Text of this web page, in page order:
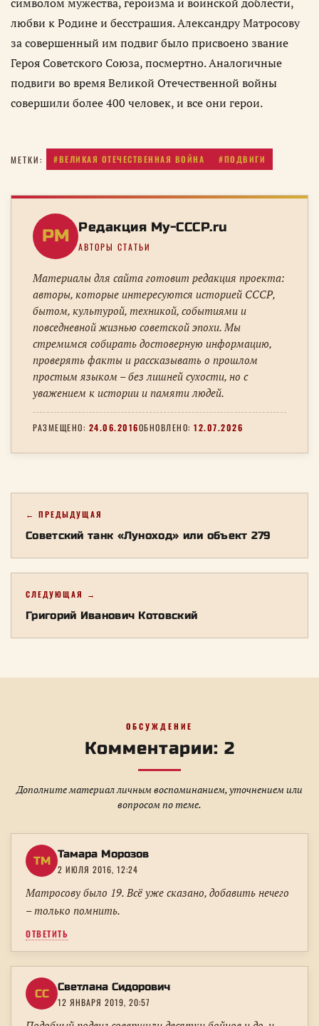
любви к Родине и бесстрашия. Александру Матросову
за совершенный им подвиг было присвоено звание
Героя Советского Союза, посмертно. Аналогичные
подвиги во время Великой Отечественной войны
совершили более 400 человек, и все они герои.
МЕТКИ: #ВЕЛИКАЯ ОТЕЧЕСТВЕННАЯ ВОЙНА #ПОДВИГИ
РM Редакция My-CCCP.ru
АВТОРЫ СТАТЬИ
Материалы для сайта готовит редакция проекта:
авторы, которые интересуются историей СССР,
бытом, культурой, техникой, событиями и
повседневной жизнью советской эпохи. Мы
стремимся собирать достоверную информацию,
проверять факты и рассказывать о прошлом
простым языком – без лишней сухости, но с
уважением к истории и памяти людей.
РАЗМЕЩЕНО: 24.06.2016ОБНОВЛЕНО: 12.07.2026
← ПРЕДЫДУЩАЯ
Советский танк «Луноход» или объект 279
СЛЕДУЮЩАЯ →
Григорий Иванович Котовский
ОБСУЖДЕНИЕ
Комментарии: 2
Дополните материал личным воспоминанием, уточнением или
вопросом по теме.
ТМ Тамара Морозов
2 ИЮЛЯ 2016, 12:24
Матросову было 19. Всё уже сказано, добавить нечего
– только помнить.
ОТВЕТИТЬ
СС Светлана Сидорович
12 ЯНВАРЯ 2019, 20:57